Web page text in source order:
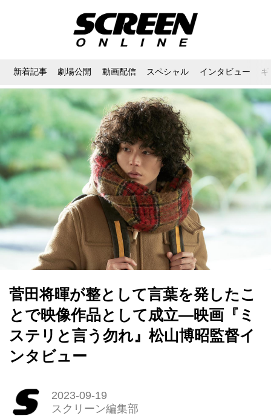
新着記事 劇場公開 動画配信 スペシャル インタビュー
菅田将暉が整として言葉を発したこ
とで映像作品として成立―映画『ミ
ステリと言う勿れ』松山博昭監督イ
ンタビュー
2023-09-19
スクリーン編集部